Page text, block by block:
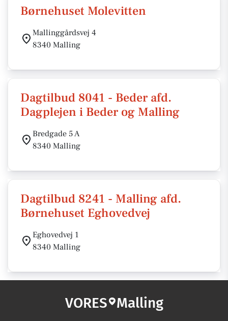
Børnehuset Molevitten
Mallinggårdsvej 4
8340 Malling
Dagtilbud 8041 - Beder afd.
Dagplejen i Beder og Malling
Bredgade 5 A
8340 Malling
Dagtilbud 8241 - Malling afd.
Børnehuset Eghovedvej
Eghovedvej 1
8340 Malling
VORES Malling